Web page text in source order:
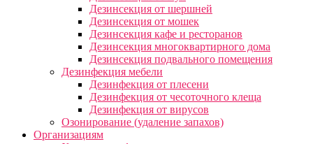
Дезинсекция от шершней
Дезинсекция от мошек
Дезинсекция кафе и ресторанов
Дезинсекция многоквартирного дома
Дезинсекция подвального помещения
Дезинфекция мебели
Дезинфекция от плесени
Дезинфекция от чесоточного клеща
Дезинфекция от вирусов
Озонирование (удаление запахов)
Организациям